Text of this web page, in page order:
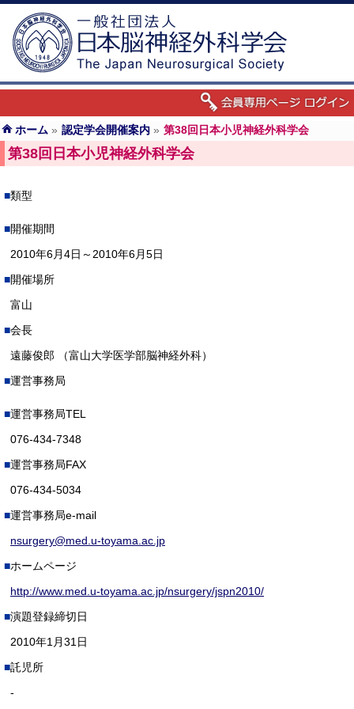
ホーム » 認定学会開催案内 » 第38回日本小児神経外科学会
第38回日本小児神経外科学会
類型
開催期間
2010年6月4日～2010年6月5日
開催場所
富山
会長
遠藤俊郎 （富山大学医学部脳神経外科）
運営事務局
運営事務局TEL
076-434-7348
運営事務局FAX
076-434-5034
運営事務局e-mail
nsurgery@med.u-toyama.ac.jp
ホームページ
http://www.med.u-toyama.ac.jp/nsurgery/jspn2010/
演題登録締切日
2010年1月31日
託児所
-